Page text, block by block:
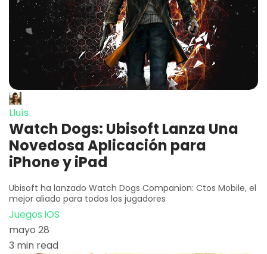
Lluís
Watch Dogs: Ubisoft Lanza Una
Novedosa Aplicación para
iPhone y iPad
Ubisoft ha lanzado Watch Dogs Companion: Ctos Mobile, el
mejor aliado para todos los jugadores
Juegos iOS
mayo 28
3 min read